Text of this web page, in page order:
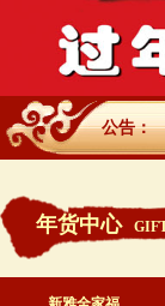
公告：
年货中心